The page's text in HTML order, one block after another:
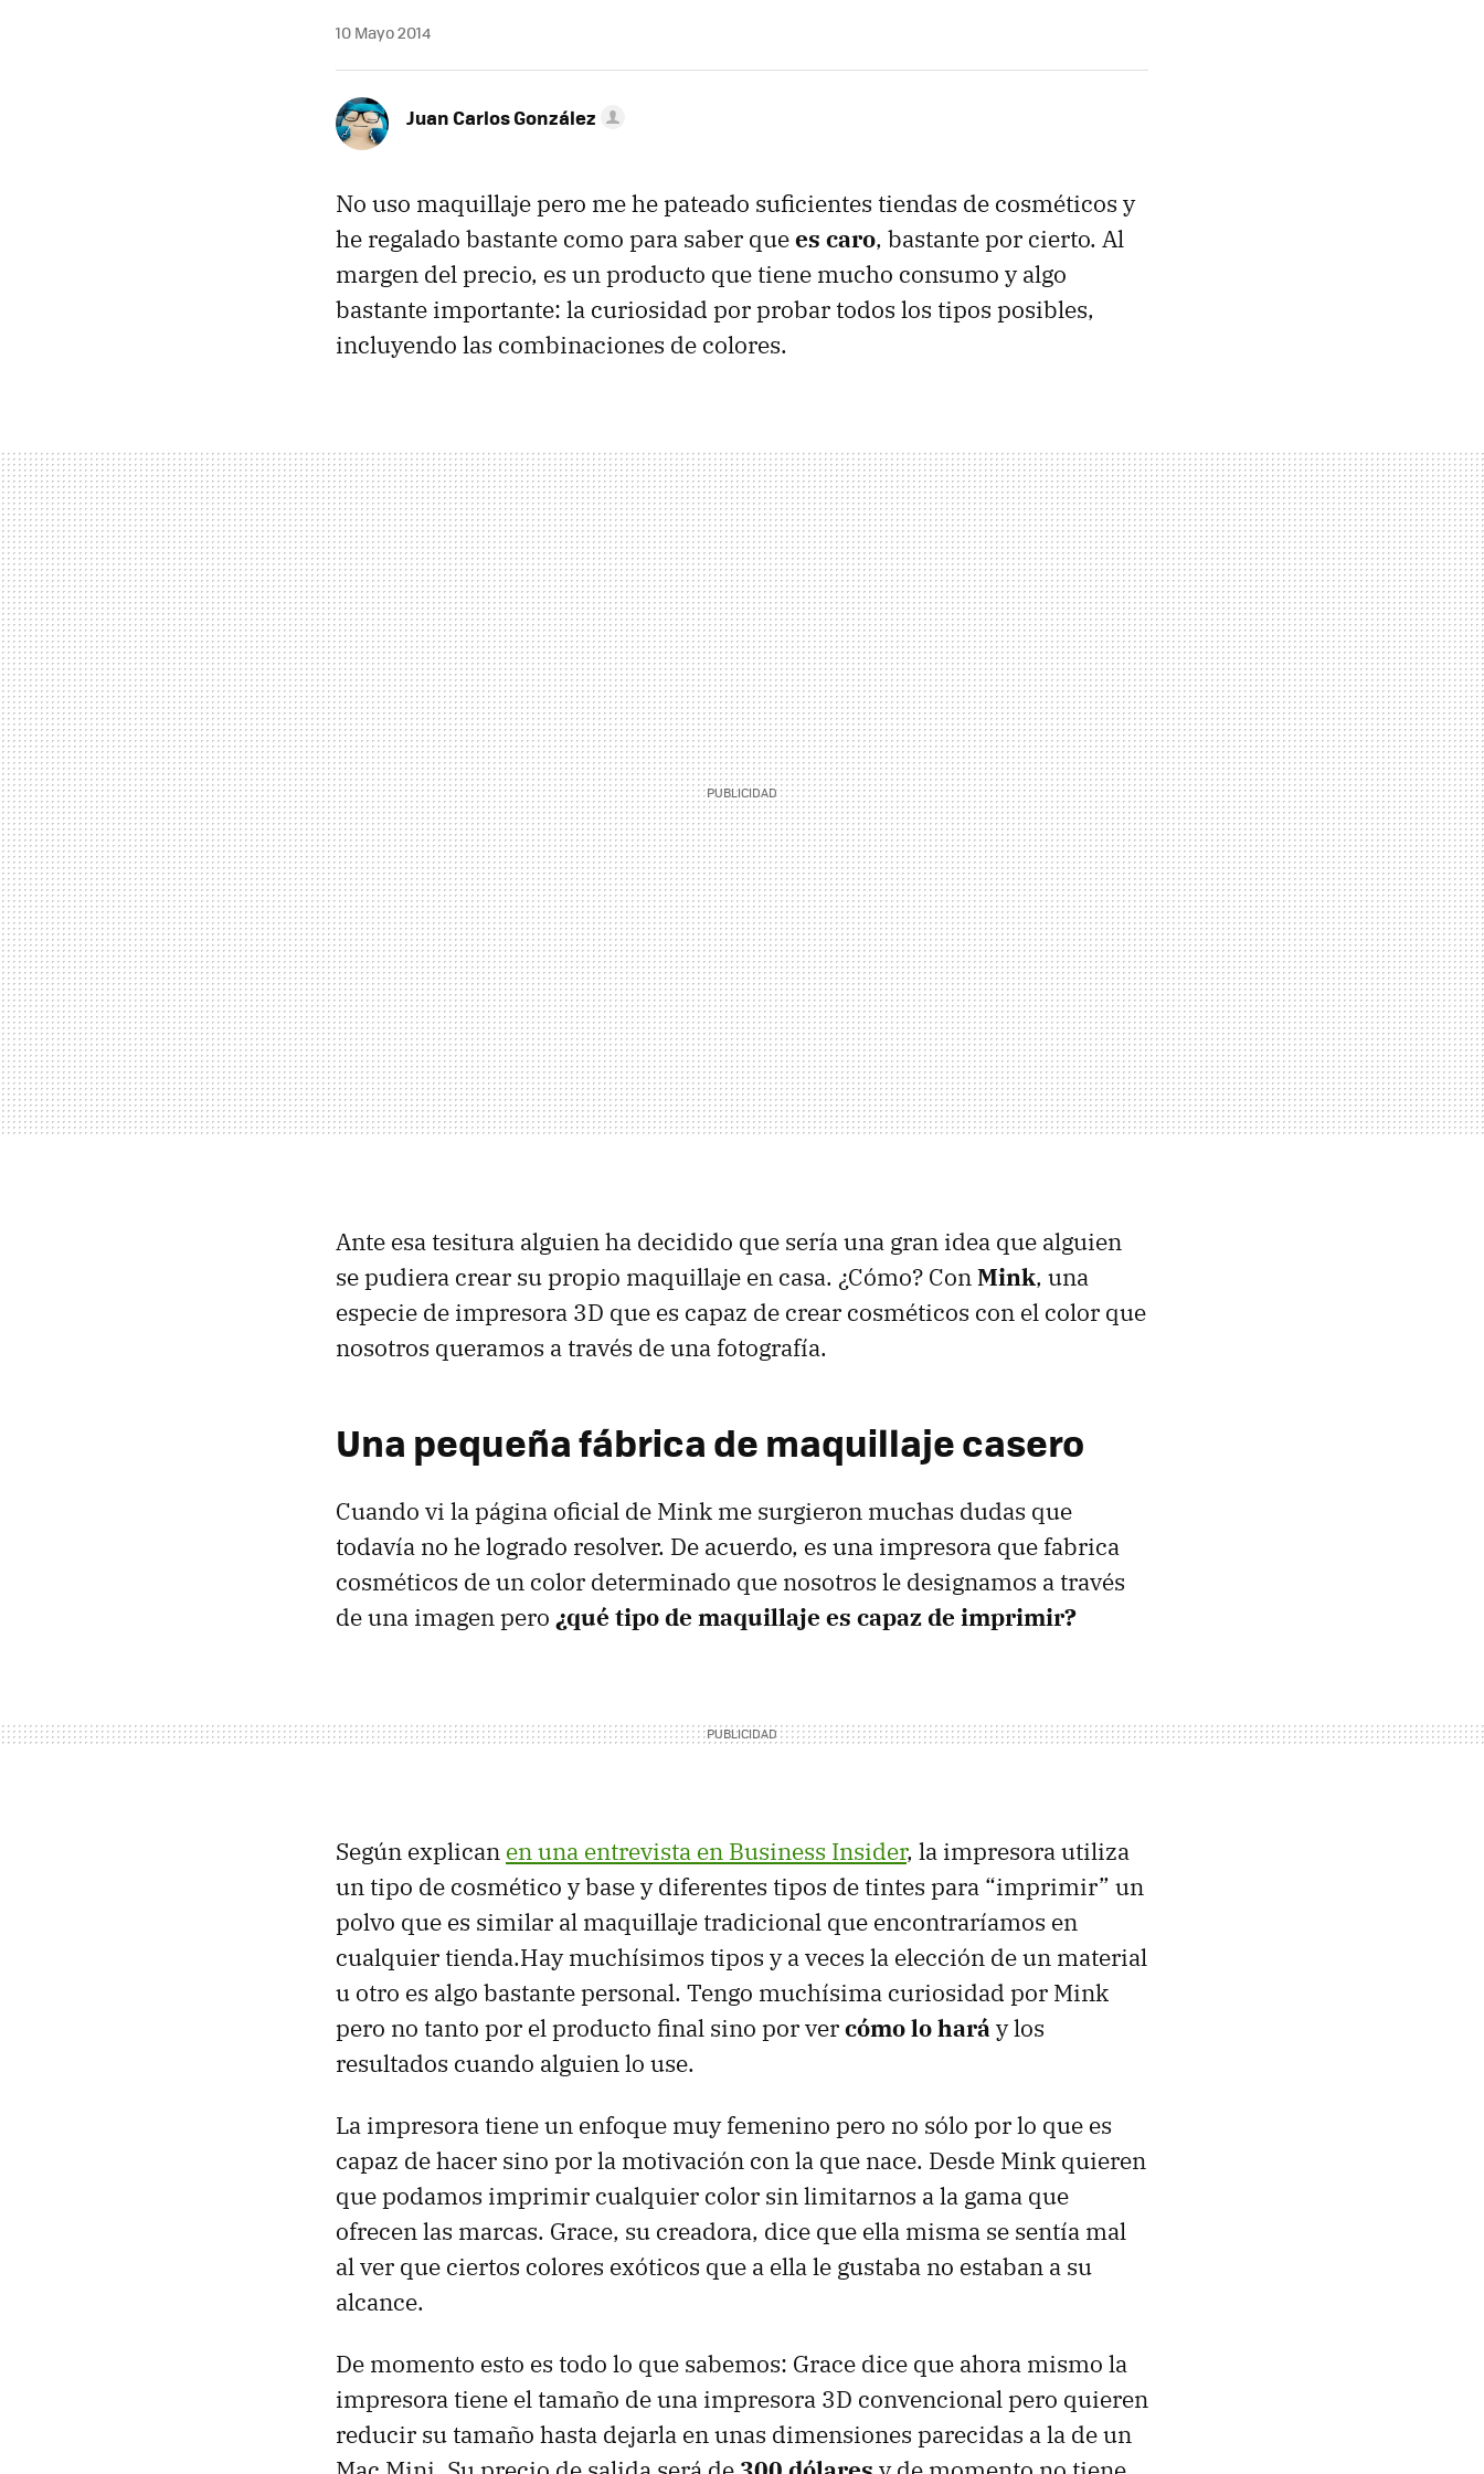
10 Mayo 2014
Juan Carlos González
No uso maquillaje pero me he pateado suficientes tiendas de cosméticos y
he regalado bastante como para saber quees caro, bastante por cierto. Al
margen del precio, es un producto que tiene mucho consumo y algo
bastante importante: la curiosidad por probar todos los tipos posibles,
incluyendo las combinaciones de colores.
Ante esa tesitura alguien ha decidido que sería una gran idea que alguien
se pudiera crear su propio maquillaje en casa. ¿Cómo? ConMink, una
especie de impresora 3D que es capaz de crear cosméticos con el color que
nosotros queramos a través de una fotografía.
Una pequeña fábrica de maquillaje casero
Cuando vi la página oficial de Mink me surgieron muchas dudas que
todavía no he logrado resolver. De acuerdo, es una impresora que fabrica
cosméticos de un color determinado que nosotros le designamos a través
de una imagen pero ¿qué tipo de maquillaje es capaz de imprimir?
Según explican en una entrevista en Business Insider, la impresora utiliza
un tipo de cosmético y base y diferentes tipos de tintes para “imprimir” un
polvo que es similar al maquillaje tradicional que encontraríamos en
cualquier tienda.Hay muchísimos tipos y a veces la elección de un material
u otro es algo bastante personal. Tengo muchísima curiosidad por Mink
pero no tanto por el producto final sino por vercómo lo hará y los
resultados cuando alguien lo use.
La impresora tiene un enfoque muy femenino pero no sólo por lo que es
capaz de hacer sino por la motivación con la que nace. Desde Mink quieren
que podamos imprimir cualquier color sin limitarnos a la gama que
ofrecen las marcas. Grace, su creadora, dice que ella misma se sentía mal
al ver que ciertos colores exóticos que a ella le gustaba no estaban a su
alcance.
De momento esto es todo lo que sabemos: Grace dice que ahora mismo la
impresora tiene el tamaño de una impresora 3D convencional pero quieren
reducir su tamaño hasta dejarla en unas dimensiones parecidas a la de un